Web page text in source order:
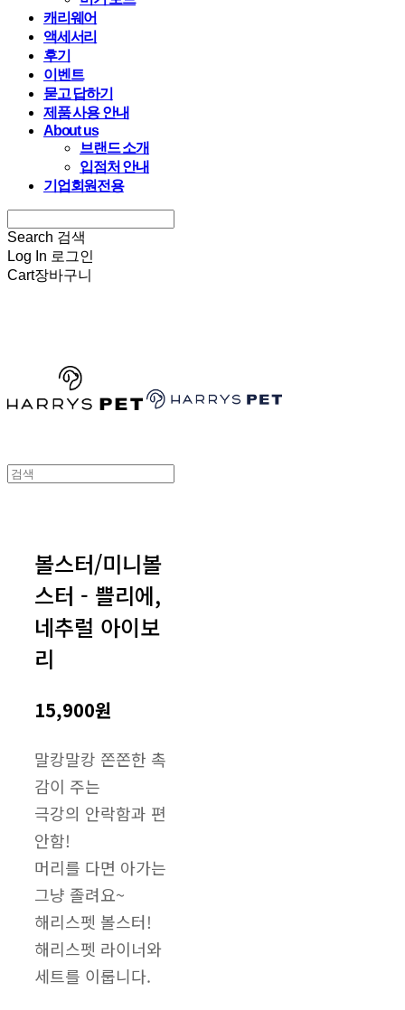
캐리웨어
액세서리
후기
이벤트
묻고 답하기
제품 사용 안내
About us
브랜드 소개
입점처 안내
기업회원전용
Search 검색
Log In 로그인
Cart장바구니
볼스터/미니볼
스터 - 쁠리에,
네추럴 아이보
리
15,900원
말캉말캉 쫀쫀한 촉
감이 주는
극강의 안락함과 편
안함!
머리를 다면 아가는
그냥 졸려요~
해리스펫 볼스터!
해리스펫 라이너와
세트를 이룹니다.